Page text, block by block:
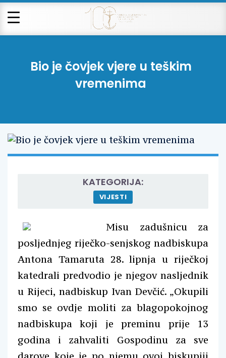
Bio je čovjek vjere u teškim
vremenima
KATEGORIJA:
VIJESTI
Misu zadušnicu za
posljednjeg riječko-senjskog nadbiskupa
Antona Tamaruta 28. lipnja u riječkoj
katedrali predvodio je njegov nasljednik
u Rijeci, nadbiskup Ivan Devčić. „Okupili
smo se ovdje moliti za blagopokojnog
nadbiskupa koji je preminu prije 13
godina i zahvaliti Gospodinu za sve